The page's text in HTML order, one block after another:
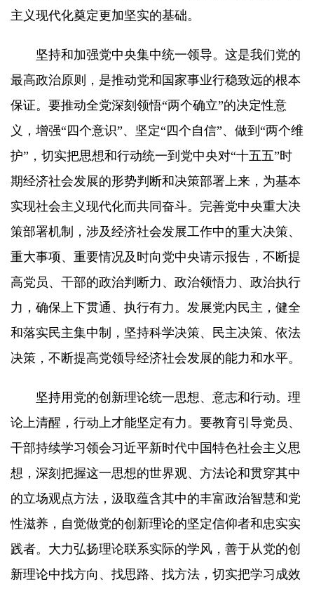
主义现代化奠定更加坚实的基础。
坚持和加强党中央集中统一领导。这是我们党的
最高政治原则，是推动党和国家事业行稳致远的根本
保证。要推动全党深刻领悟“两个确立”的决定性意
义，增强“四个意识”、坚定“四个自信”、做到“两个维
护”，切实把思想和行动统一到党中央对“十五五”时
期经济社会发展的形势判断和决策部署上来，为基本
实现社会主义现代化而共同奋斗。完善党中央重大决
策部署机制，涉及经济社会发展工作中的重大决策、
重大事项、重要情况及时向党中央请示报告，不断提
高党员、干部的政治判断力、政治领悟力、政治执行
力，确保上下贯通、执行有力。发展党内民主，健全
和落实民主集中制，坚持科学决策、民主决策、依法
决策，不断提高党领导经济社会发展的能力和水平。
坚持用党的创新理论统一思想、意志和行动。理
论上清醒，行动上才能坚定有力。要教育引导党员、
干部持续学习领会习近平新时代中国特色社会主义思
想，深刻把握这一思想的世界观、方法论和贯穿其中
的立场观点方法，汲取蕴含其中的丰富政治智慧和党
性滋养，自觉做党的创新理论的坚定信仰者和忠实实
践者。大力弘扬理论联系实际的学风，善于从党的创
新理论中找方向、找思路、找方法，切实把学习成效